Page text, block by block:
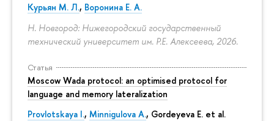
Курьян М. Л., Воронина Е. А.
Н. Новгород: Нижегородский государственный
технический университет им. Р.Е. Алексеева, 2026.
Статья
Moscow Wada protocol: an optimised protocol for
language and memory lateralization
Provlotskaya I., Minnigulova A., Gordeyeva E. et al.